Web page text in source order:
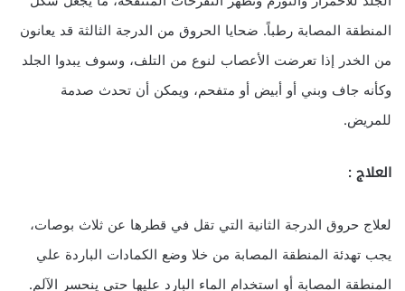
المنطقة المصابة رطباً. ضحايا الحروق من الدرجة الثالثة قد يعانون
من الخدر إذا تعرضت الأعصاب لنوع من التلف، وسوف يبدوا الجلد
وكأنه جاف وبني أو أبيض أو متفحم، ويمكن أن تحدث صدمة
للمريض.
العلاج :
لعلاج حروق الدرجة الثانية التي تقل في قطرها عن ثلاث بوصات،
يجب تهدئة المنطقة المصابة من خلا وضع الكمادات الباردة علي
المنطقة المصابة أو استخدام الماء البارد عليها حتي ينحسر الآلم.